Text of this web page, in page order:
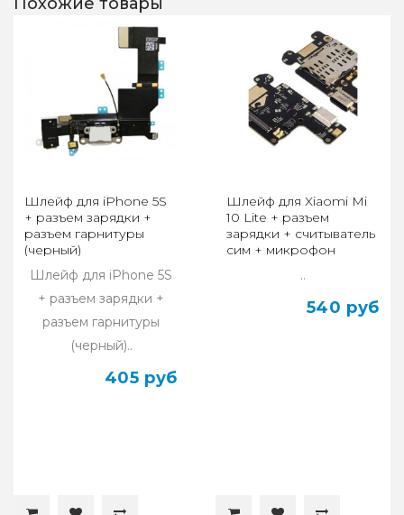
Похожие товары
Шлейф для iPhone 5S
+ разъем зарядки +
разъем гарнитуры
(черный)
Шлейф для iPhone 5S
+ разъем зарядки +
разъем гарнитуры
(черный)..
405 руб
Шлейф для Xiaomi Mi
10 Lite + разъем
зарядки + считыватель
сим + микрофон
..
540 руб